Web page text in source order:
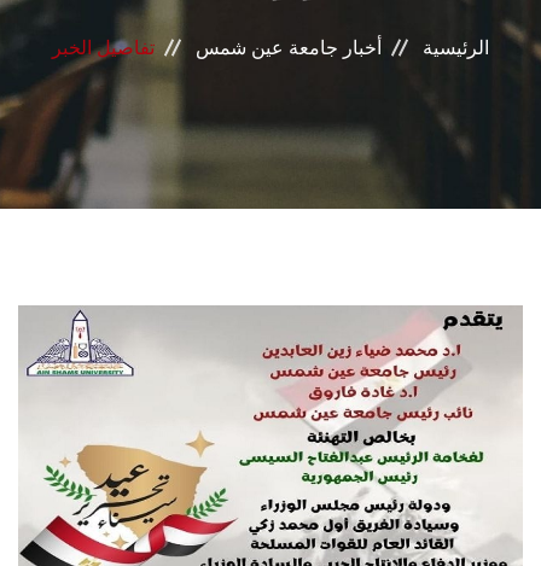
المراكز والوحدات
الأنظمة الذكية
الطلاب
الدراسات العليا
الخريجين
الرئيسية أخبار جامعة عين شمس تفاصيل الخبر